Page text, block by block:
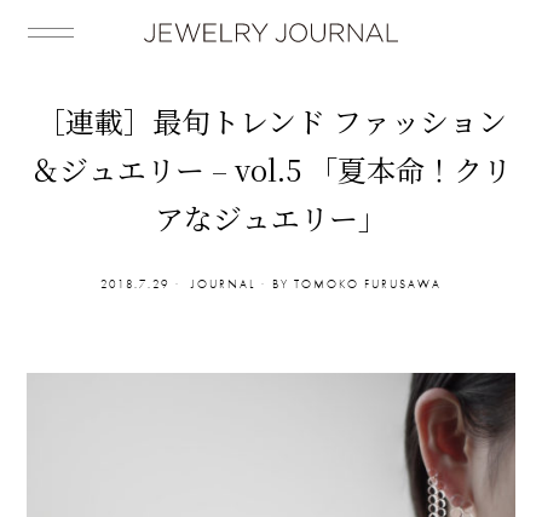
［連載］最旬トレンド ファッション
＆ジュエリー – vol.5 「夏本命！クリ
アなジュエリー」
2018.7.29 JOURNAL BY TOMOKO FURUSAWA